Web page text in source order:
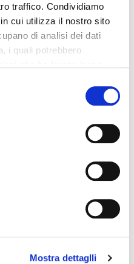
traffico. Condividiamo
cui utilizza il nostro sito
di analisi dei dati
i quali potrebbero
comporta l’accettazione
categorie di cookies
Mostra dettaglli
il certificato, ci verrà
che hanno acquistato una
di proprietà è stato
digitale è una scelta
SE IL
RISULTA